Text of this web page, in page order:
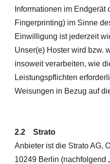
Informationen im
Fingerprinting) im Sinne
Einwilligung ist jederzeit
Unser(e) Hoster wird bzw.
insoweit verarbeiten, wie
Leistungspflichten
Weisungen in Bezug auf
2.2 Strato
Anbieter ist die Strato AG,
10249 Berlin (nachfolgend